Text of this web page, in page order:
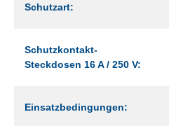
Schutzart:
Schutzkontakt-
Steckdosen 16 A / 250 V:
Einsatzbedingungen: